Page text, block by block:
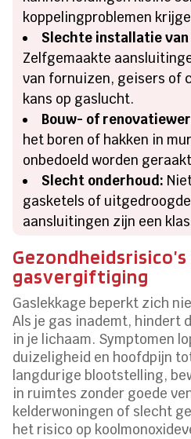
koppelingproblemen
Slechte installatie
Zelfgemaakte
van fornuizen, geisers of
kans op gaslucht.
Bouw- of
het boren of hakken in
onbedoeld worden
Slecht onderhoud:
gasketels of
aansluitingen zijn een
gasvergiftiging
Gaslekkage beperkt zich
Als je gas inademt, hindert
in je lichaam. Symptomen
duizeligheid en hoofdpijn
langdurige blootstelling,
in ruimtes zonder goede
kelderwoningen of slecht
het risico op